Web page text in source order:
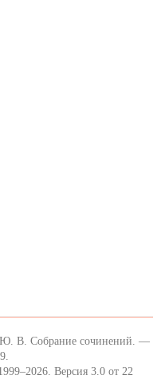
В. Собрание сочинений. —
Версия 3.0 от 22